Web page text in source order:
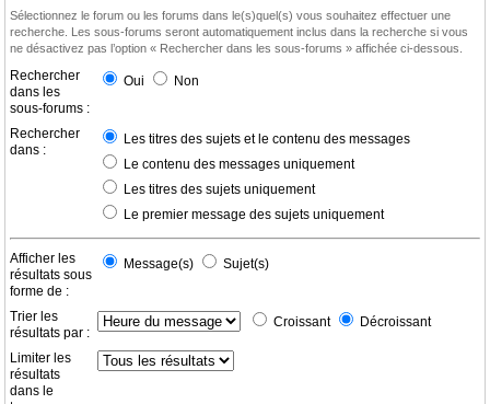
Sélectionnez le forum ou les forums dans le(s)quel(s) vous souhaitez effectuer une
recherche. Les sous-forums seront automatiquement inclus dans la recherche si vous
ne désactivez pas l’option « Rechercher dans les sous-forums » affichée ci-dessous.
Rechercher
dans les
sous-forums :
Oui Non
Rechercher
dans :
Les titres des sujets et le contenu des messages
Le contenu des messages uniquement
Les titres des sujets uniquement
Le premier message des sujets uniquement
Afficher les
résultats sous
forme de :
Message(s) Sujet(s)
Trier les
résultats par :
Croissant Décroissant
Limiter les
résultats
dans le